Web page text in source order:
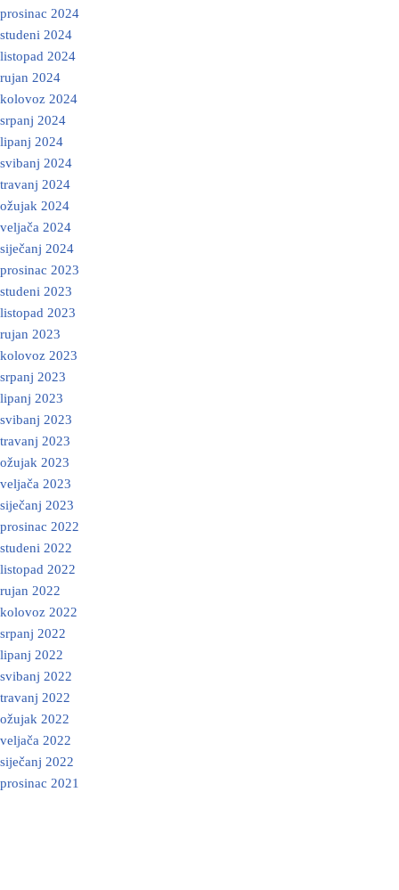
prosinac 2024
studeni 2024
listopad 2024
rujan 2024
kolovoz 2024
srpanj 2024
lipanj 2024
svibanj 2024
travanj 2024
ožujak 2024
veljača 2024
siječanj 2024
prosinac 2023
studeni 2023
listopad 2023
rujan 2023
kolovoz 2023
srpanj 2023
lipanj 2023
svibanj 2023
travanj 2023
ožujak 2023
veljača 2023
siječanj 2023
prosinac 2022
studeni 2022
listopad 2022
rujan 2022
kolovoz 2022
srpanj 2022
lipanj 2022
svibanj 2022
travanj 2022
ožujak 2022
veljača 2022
siječanj 2022
prosinac 2021